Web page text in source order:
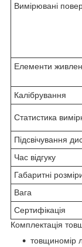
Вимірювані
Елементи
Калібрування
Статистика
Підсвічування
Час відгуку
Габаритні
Вага
Сертифікація
Комплектація
товщиномір